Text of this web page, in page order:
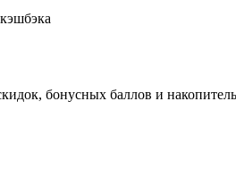
бонусных баллов и